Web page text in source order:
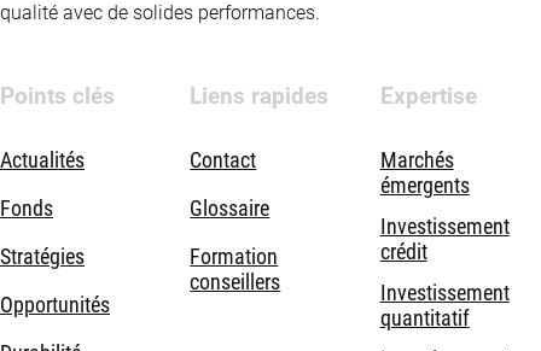
qualité avec de solides performances.
Points clés
Actualités
Fonds
Stratégies
Opportunités
Liens rapides
Contact
Glossaire
Formation
conseillers
Expertise
Marchés
émergents
Investissement
crédit
Investissement
quantitatif